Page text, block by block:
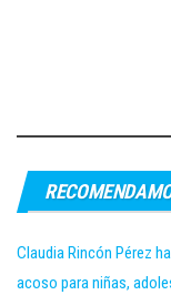
Claudia Rincón Pérez
acoso para niñas,